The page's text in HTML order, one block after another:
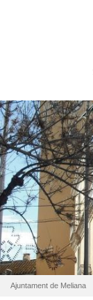
Ajuntament de Meliana